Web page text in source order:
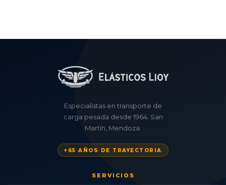
Especialistas en transporte de
carga pesada desde 1964. San
Martín, Mendoza.
+65 AÑOS DE TRAYECTORIA
SERVICIOS